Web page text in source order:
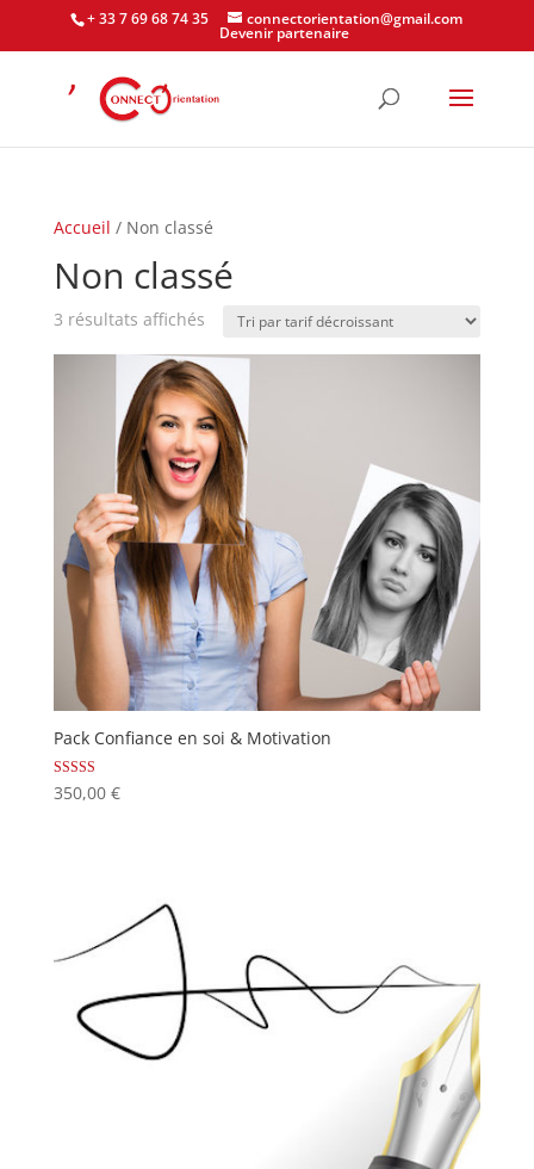
+ 33 7 69 68 74 35 connectorientation@gmail.com
Devenir partenaire
Accueil / Non classé
Non classé
3 résultats affichésTrié
prix
décroissant
Pack Confiance en soi & Motivation
Note
5.00
350,00 €